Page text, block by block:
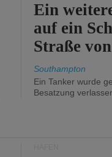
Ein
auf ein
Straße
Southampton
Ein Tanker wurde
Besatzung